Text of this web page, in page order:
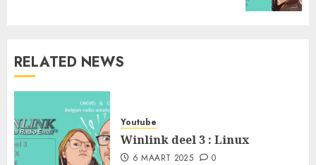
RELATED NEWS
Youtube
Winlink deel 3 : Linux
6 MAART 2025 0